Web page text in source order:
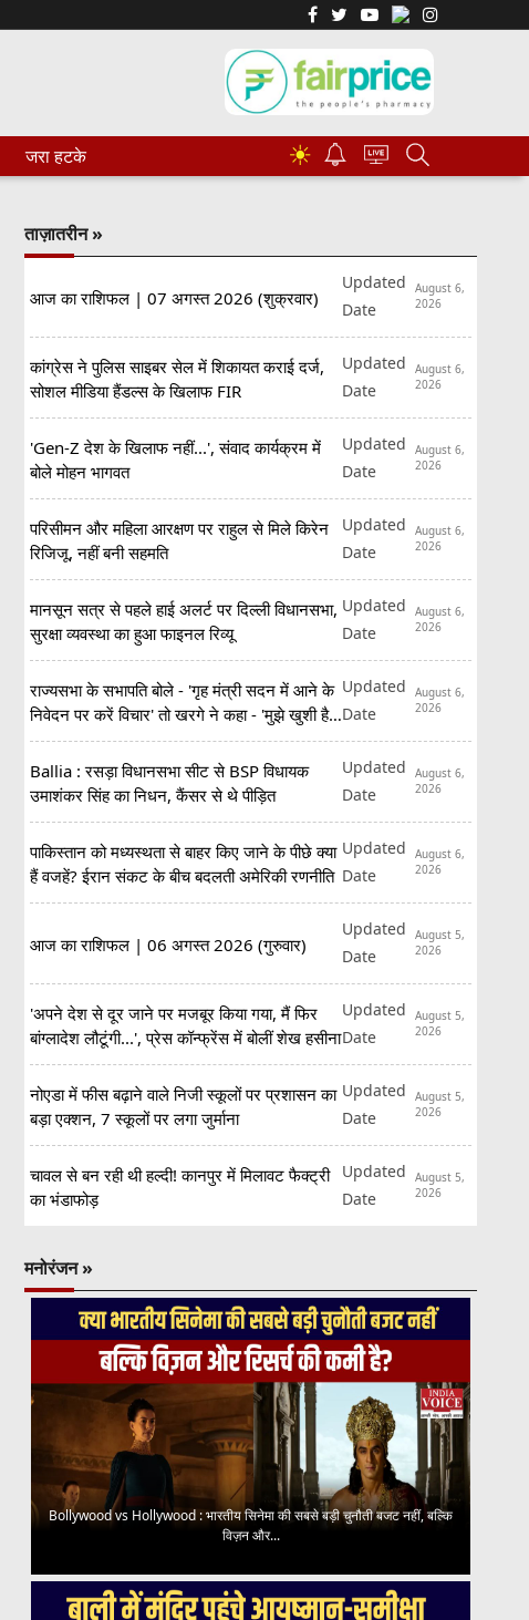
जरा हटके ☀
ताज़ातरीन »
आज का राशिफल | 07 अगस्त 2026 (शुक्रवार)
Updated
Date
August 6,
2026
कांग्रेस ने पुलिस साइबर सेल में शिकायत कराई दर्ज,
सोशल मीडिया हैंडल्स के खिलाफ FIR
Updated
Date
August 6,
2026
'Gen-Z देश के खिलाफ नहीं...', संवाद कार्यक्रम में
बोले मोहन भागवत
Updated
Date
August 6,
2026
परिसीमन और महिला आरक्षण पर राहुल से मिले किरेन
रिजिजू, नहीं बनी सहमति
Updated
Date
August 6,
2026
मानसून सत्र से पहले हाई अलर्ट पर दिल्ली विधानसभा,
सुरक्षा व्यवस्था का हुआ फाइनल रिव्यू
Updated
Date
August 6,
2026
राज्यसभा के सभापति बोले - 'गृह मंत्री सदन में आने के
निवेदन पर करें विचार' तो खरगे ने कहा - 'मुझे खुशी है
कि...'
Updated
Date
August 6,
2026
Ballia : रसड़ा विधानसभा सीट से BSP विधायक
उमाशंकर सिंह का निधन, कैंसर से थे पीड़ित
Updated
Date
August 6,
2026
पाकिस्तान को मध्यस्थता से बाहर किए जाने के पीछे क्या
हैं वजहें? ईरान संकट के बीच बदलती अमेरिकी रणनीति
Updated
Date
August 6,
2026
आज का राशिफल | 06 अगस्त 2026 (गुरुवार)
Updated
Date
August 5,
2026
'अपने देश से दूर जाने पर मजबूर किया गया, मैं फिर
बांग्लादेश लौटूंगी...', प्रेस कॉन्फ्रेंस में बोलीं शेख हसीना
Updated
Date
August 5,
2026
नोएडा में फीस बढ़ाने वाले निजी स्कूलों पर प्रशासन का
बड़ा एक्शन, 7 स्कूलों पर लगा जुर्माना
Updated
Date
August 5,
2026
चावल से बन रही थी हल्दी! कानपुर में मिलावट फैक्ट्री
का भंडाफोड़
Updated
Date
August 5,
2026
मनोरंजन »
Bollywood vs Hollywood : भारतीय सिनेमा की सबसे बड़ी चुनौती बजट नहीं, बल्कि
विज़न और...